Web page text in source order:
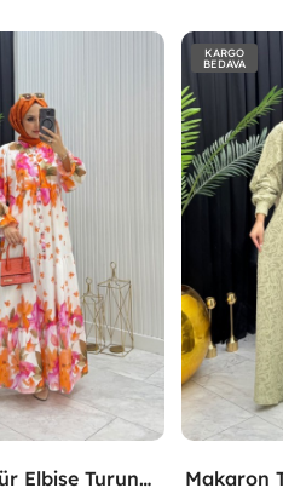
Lina Tesettür Elbise Turuncu Turuncu
KARGO
BEDAVA